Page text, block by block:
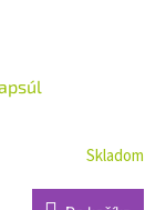
Skladom